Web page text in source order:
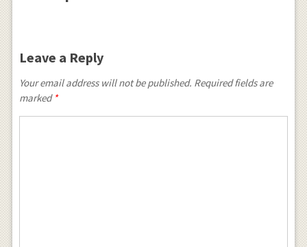
Leave a Reply
Your email address will not be published. Required fields are
marked *